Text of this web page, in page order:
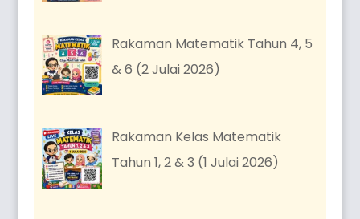
Rakaman Matematik Tahun 4, 5
& 6 (2 Julai 2026)
Rakaman Kelas Matematik
Tahun 1, 2 & 3 (1 Julai 2026)